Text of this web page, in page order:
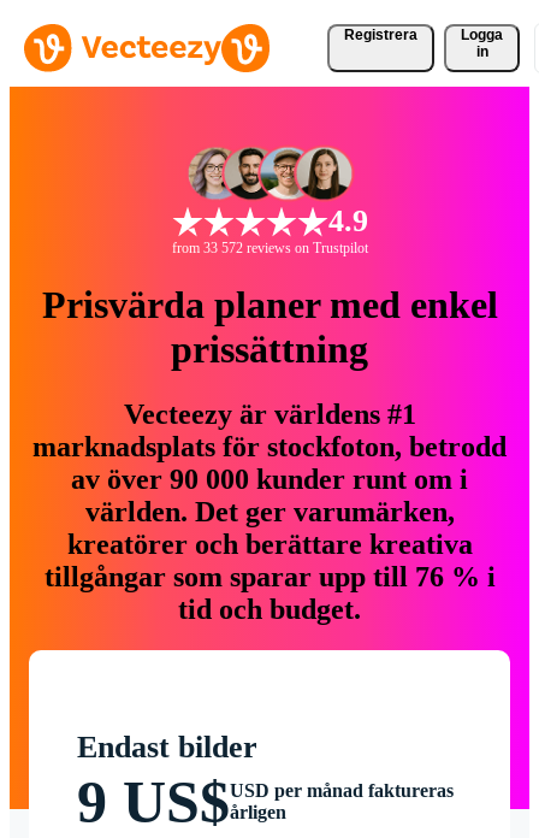
Registrera
Logga
in
4.9
from 33 572 reviews on Trustpilot
Prisvärda planer med enkel
prissättning
Vecteezy är världens #1
marknadsplats för stockfoton, betrodd
av över 90 000 kunder runt om i
världen. Det ger varumärken,
kreatörer och berättare kreativa
tillgångar som sparar upp till 76 % i
tid och budget.
Endast bilder
9 US$USD per månad faktureras
årligen